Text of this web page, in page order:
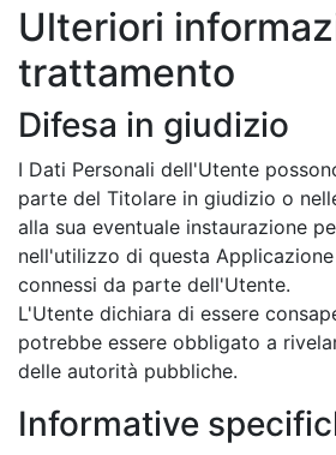
Ulteriori
trattamento
Difesa in giudizio
I Dati Personali dell'Utente
parte del Titolare in giudizio o
alla sua eventuale instaurazione
nell'utilizzo di questa
connessi da parte dell'Utente.
L'Utente dichiara di essere
potrebbe essere obbligato a
delle autorità pubbliche.
Informative